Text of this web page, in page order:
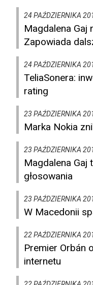
24 PAŹDZIERNIKA
Magdalena Gaj
Zapowiada
24 PAŹDZIERNIKA
TeliaSonera:
rating
23 PAŹDZIERNIKA
Marka Nokia
23 PAŹDZIERNIKA
Magdalena Gaj
głosowania
23 PAŹDZIERNIKA
W Macedonii
22 PAŹDZIERNIKA
Premier Orbán
internetu